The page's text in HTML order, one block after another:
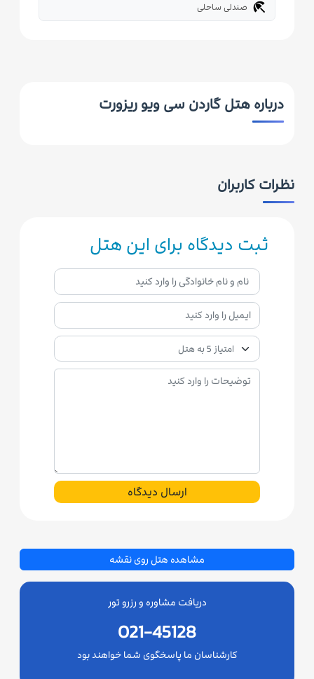
beach_access صندلی ساحلی
درباره هتل گاردن سی ویو ریزورت
نظرات کاربران
ثبت دیدگاه برای این هتل
ارسال دیدگاه
مشاهده هتل روی نقشه
دریافت مشاوره و رزرو تور
021-45128
کارشناسان ما پاسخگوی شما خواهند بود